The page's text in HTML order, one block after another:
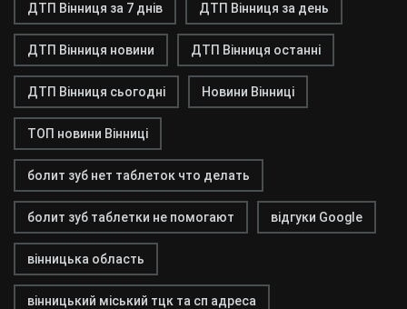
ДТП Вінниця за 7 днів ДТП Вінниця за день
ДТП Вінниця новини ДТП Вінниця останні
ДТП Вінниця сьогодні Новини Вінниці
ТОП новини Вінниці
болит зуб нет таблеток что делать
болит зуб таблетки не помогают відгуки Google
вінницька область
вінницький міський тцк та сп адреса